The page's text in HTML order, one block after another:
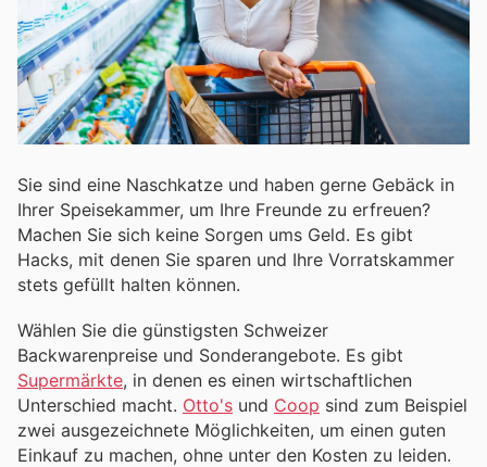
Sie sind eine Naschkatze und haben gerne Gebäck in
Ihrer Speisekammer, um Ihre Freunde zu erfreuen?
Machen Sie sich keine Sorgen ums Geld. Es gibt
Hacks, mit denen Sie sparen und Ihre Vorratskammer
stets gefüllt halten können.
Wählen Sie die günstigsten Schweizer
Backwarenpreise und Sonderangebote. Es gibt
Supermärkte, in denen es einen wirtschaftlichen
Unterschied macht. Otto's und Coop sind zum Beispiel
zwei ausgezeichnete Möglichkeiten, um einen guten
Einkauf zu machen, ohne unter den Kosten zu leiden.